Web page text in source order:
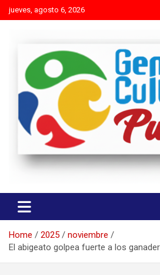
Skip
to
jueves, agosto 6, 2026
Gente Cultura y
Home 2025
noviembre
El abigeato golpea fuerte a los